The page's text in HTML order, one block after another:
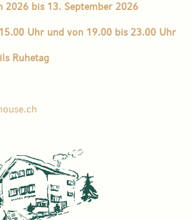
2026 bis 13. September 2026
Uhr und von 19.00 bis 23.00 Uhr
Ruhetag